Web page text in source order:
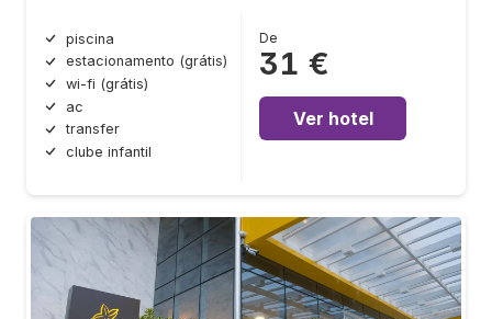
piscina
estacionamento (grátis)
wi-fi (grátis)
ac
transfer
clube infantil
De
31 €
Ver hotel